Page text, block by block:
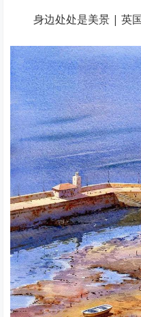
身边处处是美景 | 英